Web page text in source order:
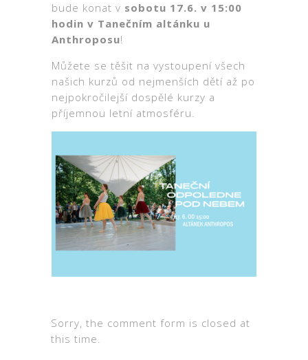
bude konat v sobotu 17.6. v 15:00
hodin v Tanečním altánku u
Anthroposu!
Můžete se těšit na vystoupení všech
našich kurzů od nejmenších dětí až po
nejpokročilejší dospělé kurzy a
příjemnou letní atmosféru.
Sorry, the comment form is closed at
this time.